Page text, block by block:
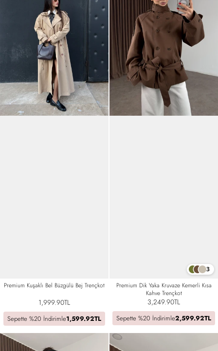
Premium Kuşaklı Bel Büzgülü Bej Trençkot
1,999.90TL
Sepette %20 İndirimle1,599.92TL
3
Premium Dik Yaka Kruvaze Kemerli Kısa
Kahve Trençkot
3,249.90TL
Sepette %20 İndirimle2,599.92TL